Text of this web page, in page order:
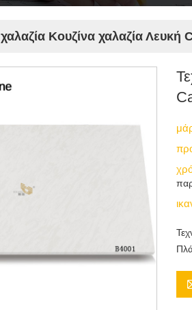
Κουζίνα χαλαζία Λευκή